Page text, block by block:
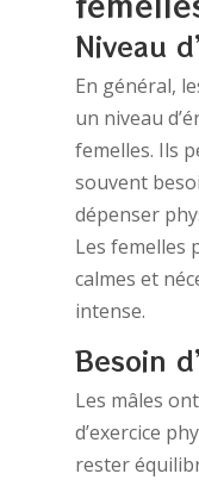
Niveau
En général,
un niveau
femelles. Ils
souvent
dépenser
Les femelles
calmes et
intense.
Besoin
Les mâles
d’exercice
rester